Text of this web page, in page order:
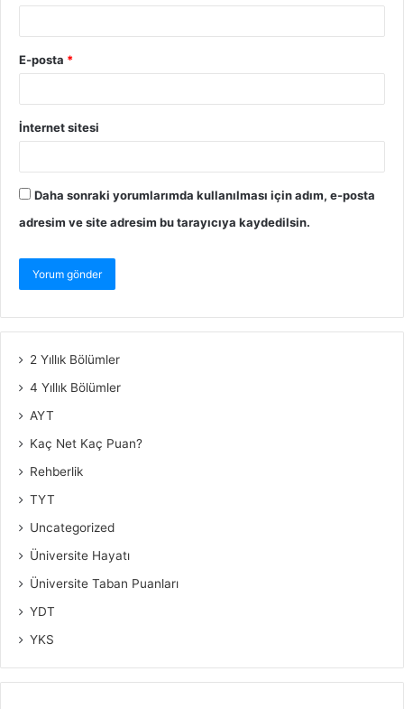
E-posta *
İnternet sitesi
Daha sonraki yorumlarımda kullanılması için adım, e-posta
adresim ve site adresim bu tarayıcıya kaydedilsin.
2 Yıllık Bölümler
4 Yıllık Bölümler
AYT
Kaç Net Kaç Puan?
Rehberlik
TYT
Uncategorized
Üniversite Hayatı
Üniversite Taban Puanları
YDT
YKS